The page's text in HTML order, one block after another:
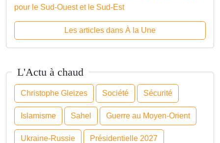
pour le Sud-Ouest et le Sud-Est
Les articles dans À la Une
L'Actu à chaud
Christophe Gleizes Société Sécurité
Islamisme Sahel Guerre au Moyen-Orient
Ukraine-Russie Présidentielle 2027